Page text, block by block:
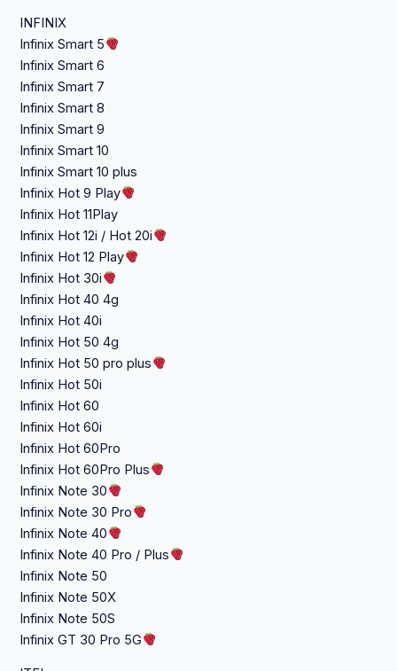
INFINIX
Infinix Smart 5
Infinix Smart 6
Infinix Smart 7
Infinix Smart 8
Infinix Smart 9
Infinix Smart 10
Infinix Smart 10 plus
Infinix Hot 9 Play
Infinix Hot 11Play
Infinix Hot 12i / Hot 20i
Infinix Hot 12 Play
Infinix Hot 30i
Infinix Hot 40 4g
Infinix Hot 40i
Infinix Hot 50 4g
Infinix Hot 50 pro plus
Infinix Hot 50i
Infinix Hot 60
Infinix Hot 60i
Infinix Hot 60Pro
Infinix Hot 60Pro Plus
Infinix Note 30
Infinix Note 30 Pro
Infinix Note 40
Infinix Note 40 Pro / Plus
Infinix Note 50
Infinix Note 50X
Infinix Note 50S
Infinix GT 30 Pro 5G